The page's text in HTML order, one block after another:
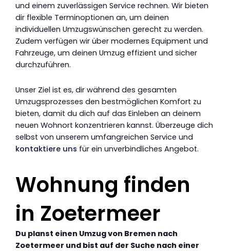
und einem zuverlässigen Service rechnen. Wir bieten
dir flexible Terminoptionen an, um deinen
individuellen Umzugswünschen gerecht zu werden.
Zudem verfügen wir über modernes Equipment und
Fahrzeuge, um deinen Umzug effizient und sicher
durchzuführen.
Unser Ziel ist es, dir während des gesamten
Umzugsprozesses den bestmöglichen Komfort zu
bieten, damit du dich auf das Einleben an deinem
neuen Wohnort konzentrieren kannst. Überzeuge dich
selbst von unserem umfangreichen Service und
kontaktiere uns für ein unverbindliches Angebot.
Wohnung finden
in Zoetermeer
Du planst einen Umzug von Bremen nach
Zoetermeer und bist auf der Suche nach einer